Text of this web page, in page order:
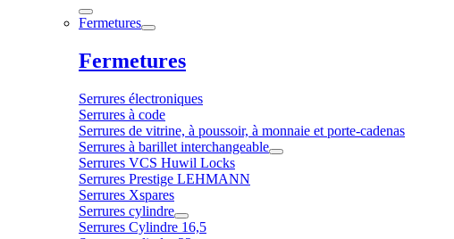
Fermetures
Fermetures
Serrures électroniques
Serrures à code
Serrures de vitrine, à poussoir, à monnaie et porte-cadenas
Serrures à barillet interchangeable
Serrures VCS Huwil Locks
Serrures Prestige LEHMANN
Serrures Xspares
Serrures cylindre
Serrures Cylindre 16,5